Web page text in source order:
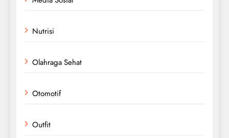
Nutrisi
Olahraga Sehat
Otomotif
Outfit